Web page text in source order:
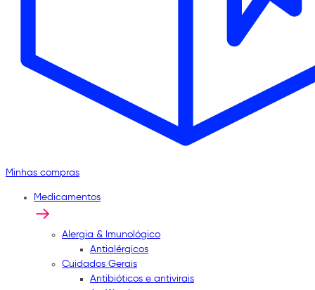
Minhas compras
Medicamentos
Alergia & Imunológico
Antialérgicos
Cuidados Gerais
Antibióticos e antivirais